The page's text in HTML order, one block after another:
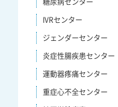
IVRセンター
ジェンダーセンター
炎症性腸疾患センター
運動器疼痛センター
重症心不全センター